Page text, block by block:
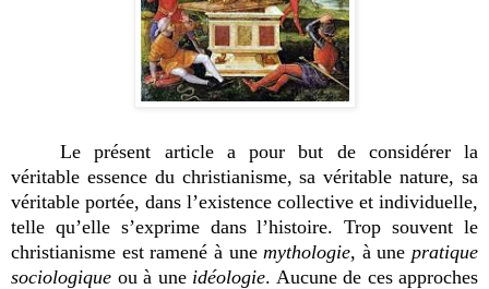
Le présent article a pour but de considérer la
véritable essence du christianisme, sa véritable nature, sa
véritable portée, dans l’existence collective et individuelle,
telle qu’elle s’exprime dans l’histoire. Trop souvent le
christianisme est ramené à une mythologie, à une pratique
sociologique ou à une idéologie. Aucune de ces approches